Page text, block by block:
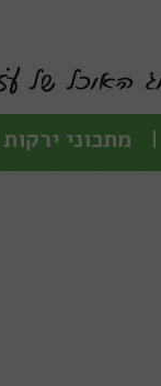
מתכוני ירקות